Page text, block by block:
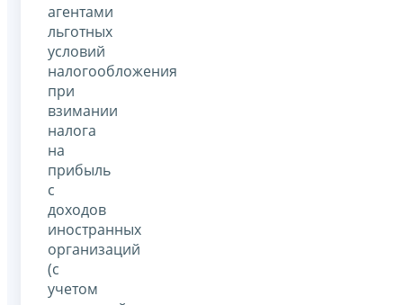
агентами
льготных
условий
налогообложения
при
взимании
налога
на
прибыль
с
доходов
иностранных
организаций
(с
учетом